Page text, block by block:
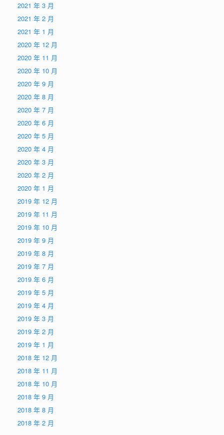
2021 年 3 月
2021 年 2 月
2021 年 1 月
2020 年 12 月
2020 年 11 月
2020 年 10 月
2020 年 9 月
2020 年 8 月
2020 年 7 月
2020 年 6 月
2020 年 5 月
2020 年 4 月
2020 年 3 月
2020 年 2 月
2020 年 1 月
2019 年 12 月
2019 年 11 月
2019 年 10 月
2019 年 9 月
2019 年 8 月
2019 年 7 月
2019 年 6 月
2019 年 5 月
2019 年 4 月
2019 年 3 月
2019 年 2 月
2019 年 1 月
2018 年 12 月
2018 年 11 月
2018 年 10 月
2018 年 9 月
2018 年 8 月
2018 年 2 月